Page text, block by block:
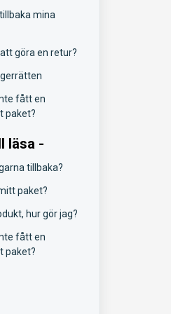
mina
göra en retur?
fått en
paket?
läsa -
tillbaka?
paket?
hur gör jag?
fått en
paket?